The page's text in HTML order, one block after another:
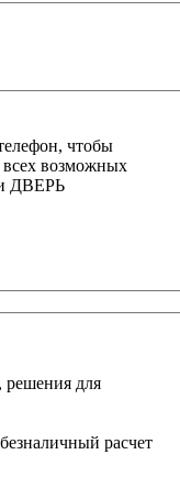
чтобы
всех возможных
ДВЕРЬ
решения для
расчет